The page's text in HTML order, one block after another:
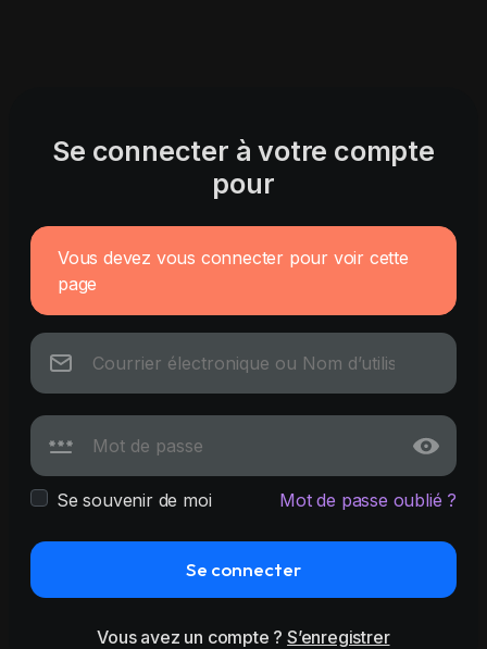
Se connecter à votre compte
pour
Vous devez vous connecter pour voir cette
page
Se souvenir de moi Mot de passe oublié ?
Se connecter
Vous avez un compte ?S’enregistrer